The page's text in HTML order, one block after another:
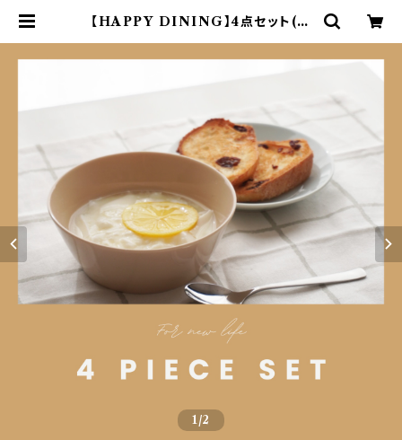
【HAPPY DINING】4点セット(ベ
店 公式オンラインショップ
1/2